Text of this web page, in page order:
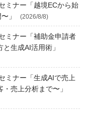
ミナー「越境ECから始
」
(2026/8/8)
ミナー「補助金申請者
生成AI活用術」
ミナー「生成AIで売上
売上分析まで〜」